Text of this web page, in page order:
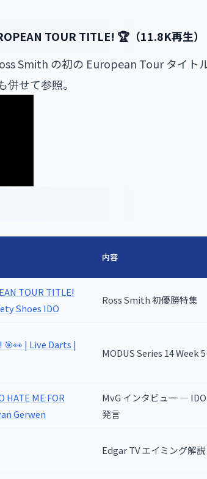
TOUR TITLE! 🏆（11.8K再生）
Smith の初の European Tour タイト
併せて参照。
内容
TOUR TITLE!
Shoes IDO
Ross Smith 初優勝特集
🎯👀 | Live Darts |
MODUS Series 14 Week
HATE ME FOR
Gerwen
MvG インタビュー —
発言
Edgar TV エイミング解説